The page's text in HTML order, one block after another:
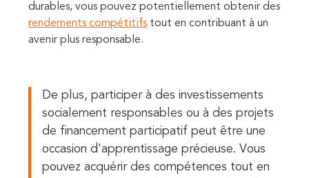
durables, vous pouvez potentiellement obtenir des
rendements compétitifs tout en contribuant à un
avenir plus responsable.
De plus, participer à des investissements
socialement responsables ou à des projets
de financement participatif peut être une
occasion d'apprentissage précieuse. Vous
pouvez acquérir des compétences tout en